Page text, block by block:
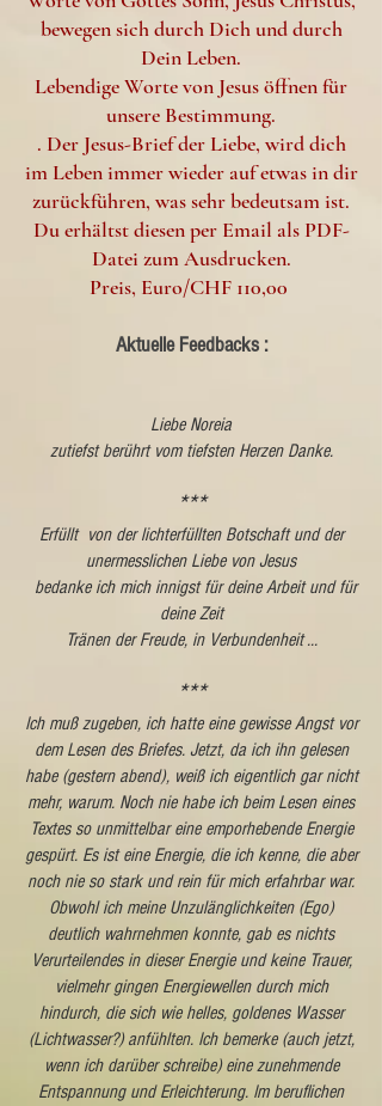
bewegen sich durch Dich und durch
Dein Leben.
Lebendige Worte von Jesus öffnen für
unsere Bestimmung.
. Der Jesus-Brief der Liebe, wird dich
im Leben immer wieder auf etwas in dir
zurückführen, was sehr bedeutsam ist.
Du erhältst diesen per Email als PDF-
Datei zum Ausdrucken.
Preis, Euro/CHF 110,00
​Aktuelle Feedbacks :
Liebe Noreia
zutiefst berührt vom tiefsten Herzen Danke.
***
Erfüllt von der lichterfüllten Botschaft und der
unermesslichen Liebe von Jesus
bedanke ich mich innigst für deine Arbeit und für
deine Zeit
Tränen der Freude, in Verbundenheit ...
***
Ich muß zugeben, ich hatte eine gewisse Angst vor
dem Lesen des Briefes. Jetzt, da ich ihn gelesen
habe (gestern abend), weiß ich eigentlich gar nicht
mehr, warum. Noch nie habe ich beim Lesen eines
Textes so unmittelbar eine emporhebende Energie
gespürt. Es ist eine Energie, die ich kenne, die aber
noch nie so stark und rein für mich erfahrbar war.
Obwohl ich meine Unzulänglichkeiten (Ego)
deutlich wahrnehmen konnte, gab es nichts
Verurteilendes in dieser Energie und keine Trauer,
vielmehr gingen Energiewellen durch mich
hindurch, die sich wie helles, goldenes Wasser
(Lichtwasser?) anfühlten. Ich bemerke (auch jetzt,
wenn ich darüber schreibe) eine zunehmende
Entspannung und Erleichterung. Im beruflichen